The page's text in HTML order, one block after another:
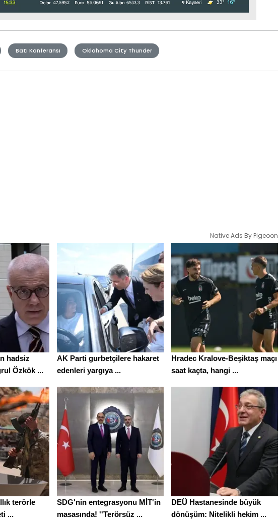
Stream
Batı Konferansı Oklahoma City Thunder
Native Ads By Pigeoon
hadsiz
Özkök ...
AK Parti gurbetçilere hakaret
edenleri yargıya ...
Hradec Kralove-Beşiktaş maçı
saat kaçta, hangi ...
terörle
...
SDG'nin entegrasyonu MİT'in
masasında! ''Terörsüz ...
DEÜ Hastanesinde büyük
dönüşüm: Nitelikli hekim ...